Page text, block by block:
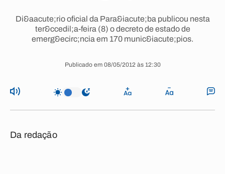
Di&aacute;rio oficial da Para&iacute;ba publicou nesta
ter&ccedil;a-feira (8) o decreto de estado de
emerg&ecirc;ncia em 170 munic&iacute;pios.
Publicado em 08/05/2012 às 12:30
Da redação